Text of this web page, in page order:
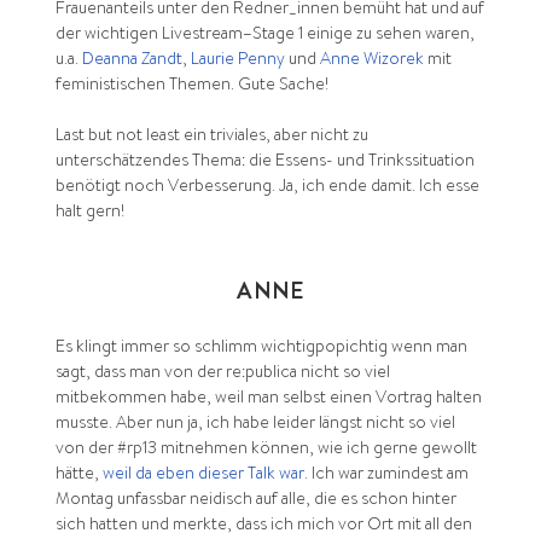
Frauenanteils unter den Redner_innen bemüht hat und auf
der wichtigen Livestream–Stage 1 einige zu sehen waren,
u.a. Deanna Zandt, Laurie Pennyund Anne Wizorek mit
feministischen Themen. Gute Sache!
Last but not least ein triviales, aber nicht zu
unterschätzendes Thema: die Essens- und Trinkssituation
benötigt noch Verbesserung. Ja, ich ende damit. Ich esse
halt gern!
ANNE
Es klingt immer so schlimm wichtigpopichtig wenn man
sagt, dass man von der re:publica nicht so viel
mitbekommen habe, weil man selbst einen Vortrag halten
musste. Aber nun ja, ich habe leider längst nicht so viel
von der #rp13 mitnehmen können, wie ich gerne gewollt
hätte, weil da eben dieser Talk war. Ich war zumindest am
Montag unfassbar neidisch auf alle, die es schon hinter
sich hatten und merkte, dass ich mich vor Ort mit all den